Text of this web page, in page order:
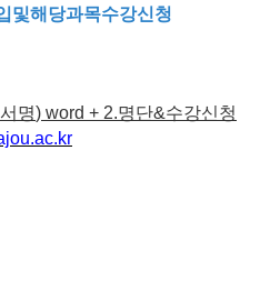
및해당과목수강신청
명) word + 2.명단&수강신청